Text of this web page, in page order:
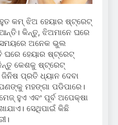
କମ୍ ଝିଅ ହେୟାର ଷ୍ଟ୍ରେଟ୍
କିନ୍ତୁ, ଝିଅମାନେ ଘରେ
ସମୟରେ ଅନେକ ଭୁଲ
ଘରେ ହେୟାର ଷ୍ଟ୍ରେଟ୍
କେଶକୁ ଷ୍ଟ୍ରେଟ୍
ପ୍ରତି ଧ୍ୟାନ ଦେବା
ମହଙ୍ଗା ପଡିପାରେ।
ହୁଏ ଏବଂ ପୂର୍ବ ଅପେକ୍ଷା
ସେଥିପାଇଁ କିଛି